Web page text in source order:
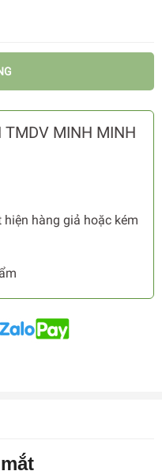
TMDV MINH MINH
hàng giả hoặc kém